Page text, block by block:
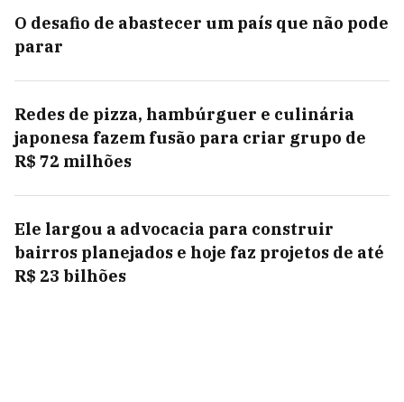
O desafio de abastecer um país que não pode
parar
Redes de pizza, hambúrguer e culinária
japonesa fazem fusão para criar grupo de
R$ 72 milhões
Ele largou a advocacia para construir
bairros planejados e hoje faz projetos de até
R$ 23 bilhões